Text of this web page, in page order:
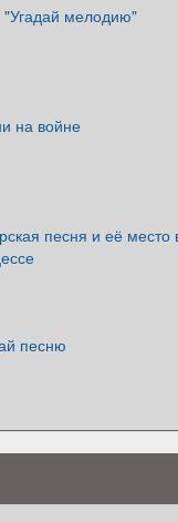
"Угадай мелодию"
на войне
песня и её место
песню